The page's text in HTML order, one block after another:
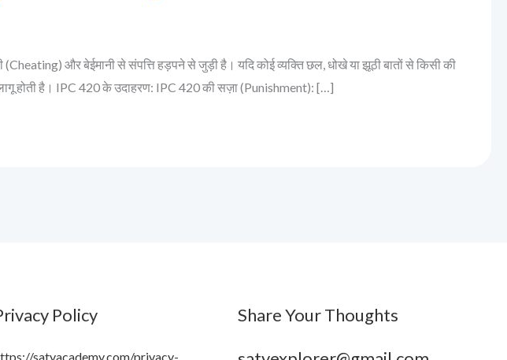
(Cheating) और बेईमानी से संपत्ति हड़पने से जुड़ी है। यदि कोई व्यक्ति छल, धोखे या झूठी बातों से किसी की
होती है। IPC 420 के उदाहरण: IPC 420 की सज़ा (Punishment): […]
Policy
satyacademy.com/privacy-
Share Your Thoughts